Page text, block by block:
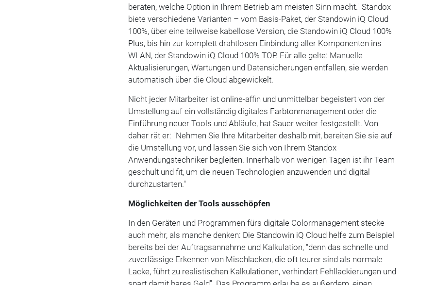
beraten, welche Option in Ihrem Betrieb am meisten Sinn macht." Standox
biete verschiedene Varianten – vom Basis-Paket, der Standowin iQ Cloud
100%, über eine teilweise kabellose Version, die Standowin iQ Cloud 100%
Plus, bis hin zur komplett drahtlosen Einbindung aller Komponenten ins
WLAN, der Standowin iQ Cloud 100% TOP. Für alle gelte: Manuelle
Aktualisierungen, Wartungen und Datensicherungen entfallen, sie werden
automatisch über die Cloud abgewickelt.
Nicht jeder Mitarbeiter ist online-affin und unmittelbar begeistert von der
Umstellung auf ein vollständig digitales Farbtonmanagement oder die
Einführung neuer Tools und Abläufe, hat Sauer weiter festgestellt. Von
daher rät er: "Nehmen Sie Ihre Mitarbeiter deshalb mit, bereiten Sie sie auf
die Umstellung vor, und lassen Sie sich von Ihrem Standox
Anwendungstechniker begleiten. Innerhalb von wenigen Tagen ist ihr Team
geschult und fit, um die neuen Technologien anzuwenden und digital
durchzustarten."
Möglichkeiten der Tools ausschöpfen
In den Geräten und Programmen fürs digitale Colormanagement stecke
auch mehr, als manche denken: Die Standowin iQ Cloud helfe zum Beispiel
bereits bei der Auftragsannahme und Kalkulation, "denn das schnelle und
zuverlässige Erkennen von Mischlacken, die oft teurer sind als normale
Lacke, führt zu realistischen Kalkulationen, verhindert Fehllackierungen und